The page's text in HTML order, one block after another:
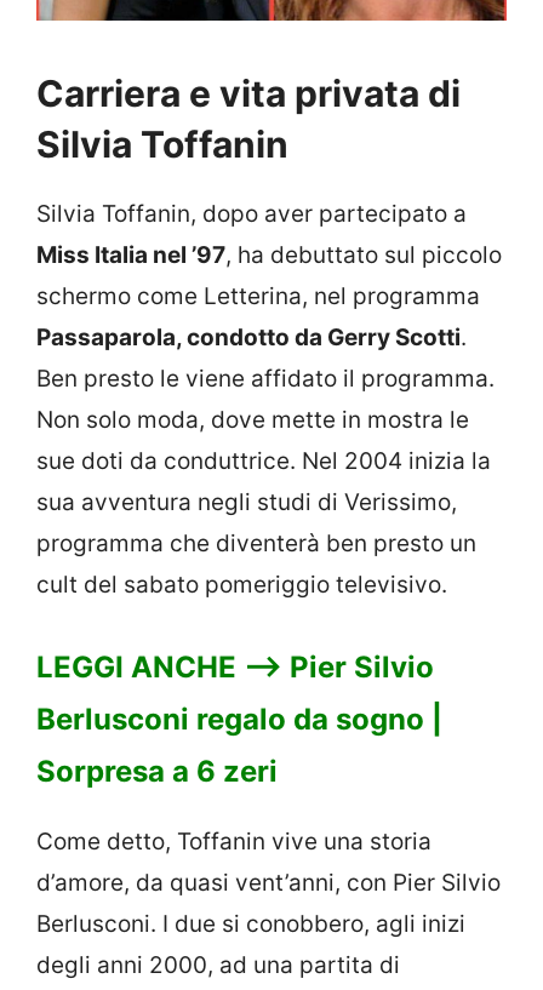
Carriera e vita privata di
Silvia Toffanin
Silvia Toffanin, dopo aver partecipato a
Miss Italia nel ’97, ha debuttato sul piccolo
schermo come Letterina, nel programma
Passaparola, condotto da Gerry Scotti.
Ben presto le viene affidato il programma.
Non solo moda, dove mette in mostra le
sue doti da conduttrice. Nel 2004 inizia la
sua avventura negli studi di Verissimo,
programma che diventerà ben presto un
cult del sabato pomeriggio televisivo.
LEGGI ANCHE ——> Pier Silvio
Berlusconi regalo da sogno |
Sorpresa a 6 zeri
Come detto, Toffanin vive una storia
d’amore, da quasi vent’anni, con Pier Silvio
Berlusconi. I due si conobbero, agli inizi
degli anni 2000, ad una partita di